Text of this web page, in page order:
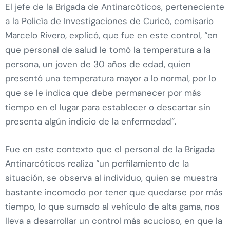
El jefe de la Brigada de Antinarcóticos, perteneciente
a la Policía de Investigaciones de Curicó, comisario
Marcelo Rivero, explicó, que fue en este control, “en
que personal de salud le tomó la temperatura a la
persona, un joven de 30 años de edad, quien
presentó una temperatura mayor a lo normal, por lo
que se le indica que debe permanecer por más
tiempo en el lugar para establecer o descartar sin
presenta algún indicio de la enfermedad”.
Fue en este contexto que el personal de la Brigada
Antinarcóticos realiza “un perfilamiento de la
situación, se observa al individuo, quien se muestra
bastante incomodo por tener que quedarse por más
tiempo, lo que sumado al vehículo de alta gama, nos
lleva a desarrollar un control más acucioso, en que la